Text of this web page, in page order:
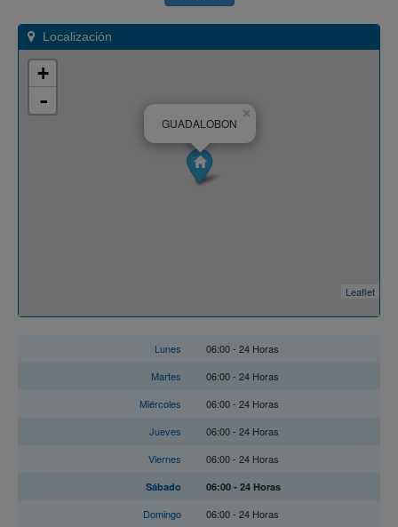
Localización
×
GUADALOBON
+
-
Leaflet
Lunes
06:00 - 24 Horas
Martes
06:00 - 24 Horas
Miércoles
06:00 - 24 Horas
Jueves
06:00 - 24 Horas
Viernes
06:00 - 24 Horas
Sábado 06:00 - 24 Horas
Domingo 06:00 - 24 Horas